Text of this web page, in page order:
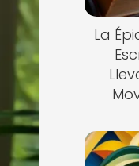
La